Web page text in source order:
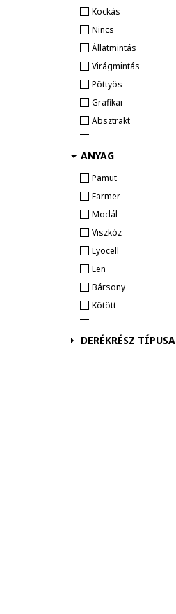
Kockás
Nincs
Állatmintás
Virágmintás
Pöttyös
Grafikai
Absztrakt
Batikolt
ANYAG
Pamut
Farmer
Modál
Viszkóz
Lyocell
Len
Bársony
Kötött
Műbőr
DERÉKRÉSZ TÍPUSA